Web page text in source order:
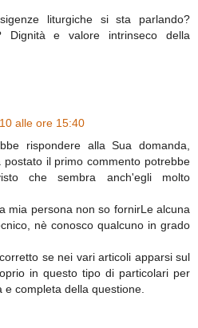
liturgiche si sta parlando?
Dignità e valore intrinseco della
alle ore 15:40
rispondere alla Sua domanda,
il primo commento potrebbe
che sembra anch'egli molto
mia persona non so fornirLe alcuna
nè conosco qualcuno in grado
se nei vari articoli apparsi sul
in questo tipo di particolari per
completa della questione.